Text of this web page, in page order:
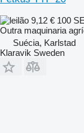
9,12 € 100
Outra maquinaria
Suécia, Karlstad
Klaravik Sweden